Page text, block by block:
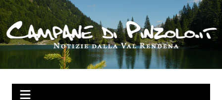
Salta
al
contenuto